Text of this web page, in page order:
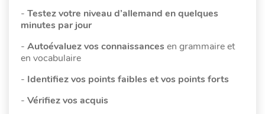
- Testez votre niveau d’allemand enquelques
minutes par jour
- Autoévaluez vos connaissances en grammaire et
en vocabulaire
- Identifiez vos points faibles etvos points forts
- Vérifiez vos acquis